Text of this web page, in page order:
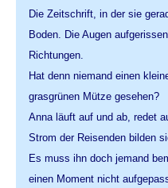
Die Zeitschrift, in der sie
Boden. Die Augen
Richtungen.
Hat denn niemand einen
grasgrünen Mütze gesehen?
Anna läuft auf und ab, redet
Strom der Reisenden bilden
Es muss ihn doch jemand
einen Moment nicht